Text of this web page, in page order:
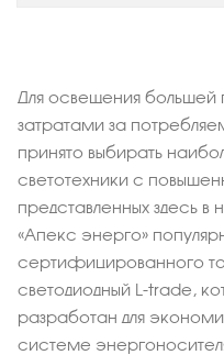
Для освещения
затратами за
принято выбирать
светотехники с
представленных здесь
«Апекс энерго»
сертифицированного
светодиодный L-trade,
разработан для
системе